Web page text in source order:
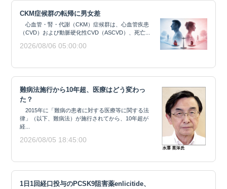
CKM症候群の転帰に男女差
心血管・腎・代謝（CKM）症候群は、心血管疾患
（CVD）および動脈硬化性CVD（ASCVD）、死亡...
2026/08/06 05:00:00
難病法施行から10年超、医療はどう変わっ
た？
2015年に「難病の患者に対する医療等に関する法
律」（以下、難病法）が施行されてから、10年超が
経...
2026/08/05 18:45:00
1日1回経口投与のPCSK9阻害薬enlicitide、